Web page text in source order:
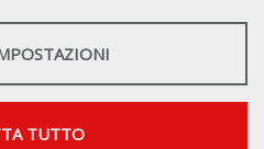
TUTTO
Trasparenza Credits